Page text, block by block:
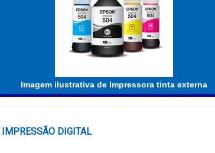
Imagem ilustrativa de Impressora tinta externa
DIGITAL